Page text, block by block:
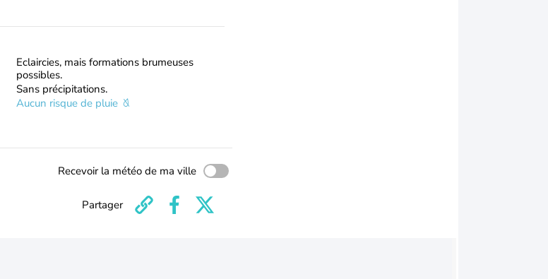
Eclaircies, mais formations brumeuses
possibles.
Sans précipitations.
Aucun risque de pluie
Recevoir la météo de ma ville
Partager